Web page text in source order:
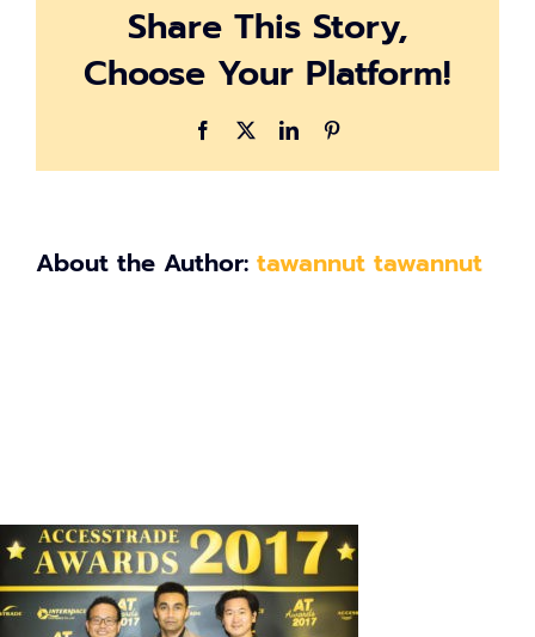
Share This Story,
Choose Your Platform!
Facebook LinkedIn
About the Author: tawannut tawannut